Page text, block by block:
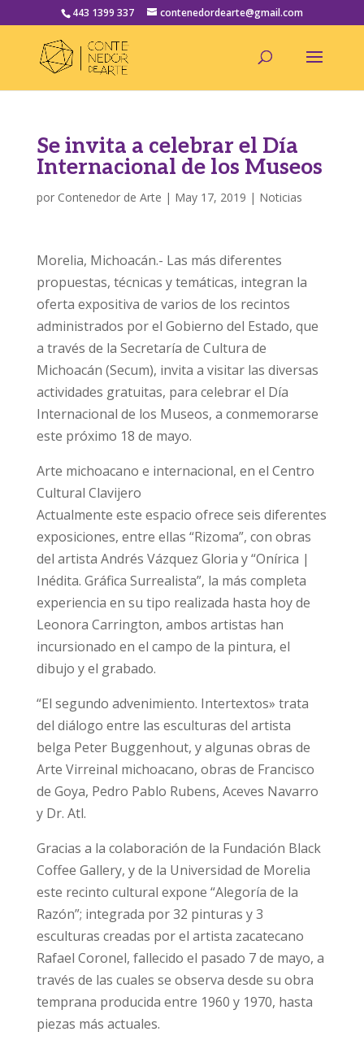
443 1399 337 contenedordearte@gmail.com
Se invita a celebrar el Día
Internacional de los Museos
por Contenedor de Arte | May 17, 2019 | Noticias
Morelia, Michoacán.- Las más diferentes
propuestas, técnicas y temáticas, integran la
oferta expositiva de varios de los recintos
administrados por el Gobierno del Estado, que
a través de la Secretaría de Cultura de
Michoacán (Secum), invita a visitar las diversas
actividades gratuitas, para celebrar el Día
Internacional de los Museos, a conmemorarse
este próximo 18 de mayo.
Arte michoacano e internacional, en el Centro
Cultural Clavijero
Actualmente este espacio ofrece seis diferentes
exposiciones, entre ellas “Rizoma”, con obras
del artista Andrés Vázquez Gloria y “Onírica |
Inédita. Gráfica Surrealista”, la más completa
experiencia en su tipo realizada hasta hoy de
Leonora Carrington, ambos artistas han
incursionado en el campo de la pintura, el
dibujo y el grabado.
“El segundo advenimiento. Intertextos» trata
del diálogo entre las esculturas del artista
belga Peter Buggenhout, y algunas obras de
Arte Virreinal michoacano, obras de Francisco
de Goya, Pedro Pablo Rubens, Aceves Navarro
y Dr. Atl.
Gracias a la colaboración de la Fundación Black
Coffee Gallery, y de la Universidad de Morelia
este recinto cultural expone “Alegoría de la
Razón”; integrada por 32 pinturas y 3
esculturas creadas por el artista zacatecano
Rafael Coronel, fallecido el pasado 7 de mayo, a
través de las cuales se observa desde su obra
temprana producida entre 1960 y 1970, hasta
piezas más actuales.